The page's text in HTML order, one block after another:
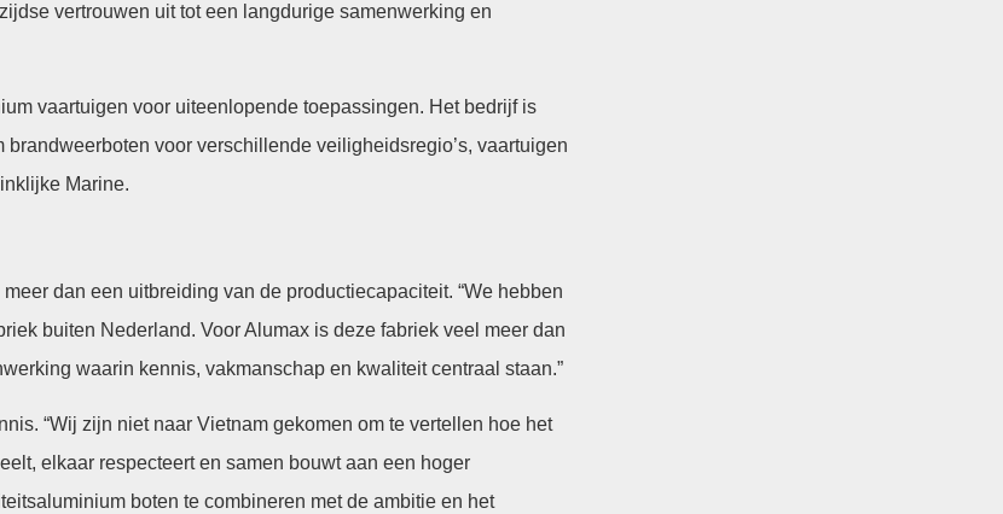
vertrouwen uit tot een langdurige samenwerking en
vaartuigen voor uiteenlopende toepassingen. Het bedrijf is
voor verschillende veiligheidsregio’s, vaartuigen
Marine.
dan een uitbreiding van de productiecapaciteit. “We hebben
buiten Nederland. Voor Alumax is deze fabriek veel meer dan
waarin kennis, vakmanschap en kwaliteit centraal staan.”
“Wij zijn niet naar Vietnam gekomen om te vertellen hoe het
elkaar respecteert en samen bouwt aan een hoger
boten te combineren met de ambitie en het